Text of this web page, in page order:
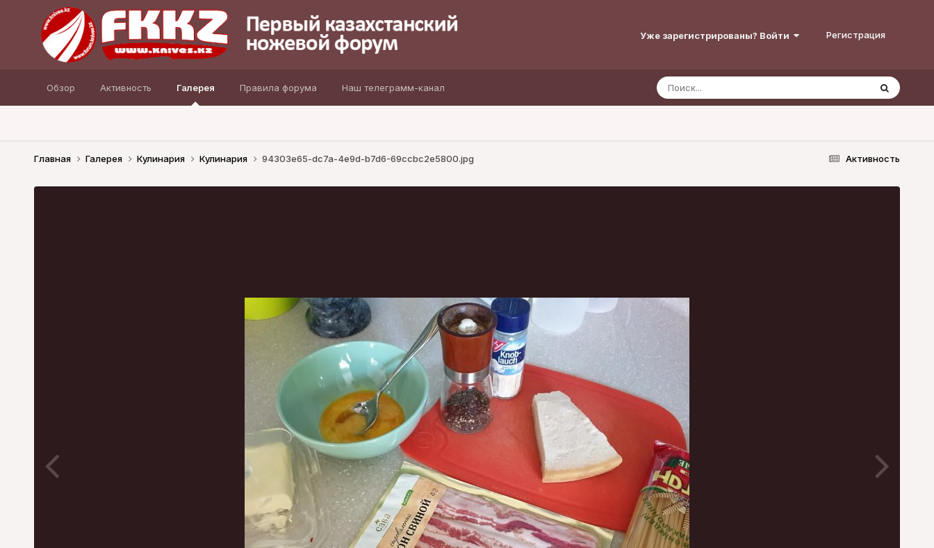
Уже зарегистрированы? Войти Регистрация
Обзор Активность Галерея Правила форума Наш телеграмм-канал
Активность
Главная Галерея Кулинария Кулинария 94303e65-dc7a-4e9d-b7d6-69ccbc2e5800.jpg